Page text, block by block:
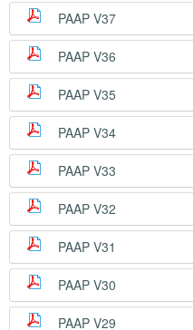
PAAP V37
PAAP V36
PAAP V35
PAAP V34
PAAP V33
PAAP V32
PAAP V31
PAAP V30
PAAP V29